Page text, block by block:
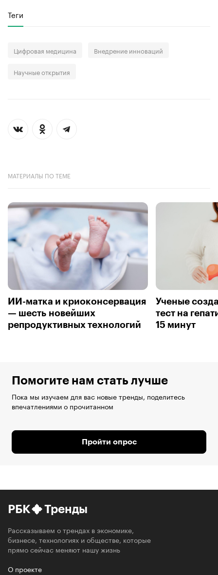
Теги
Цифровая медицина Внедрение инноваций
Научные открытия
МАТЕРИАЛЫ ПО ТЕМЕ
ИИ-матка и криоконсервация
— шесть новейших
репродуктивных технологий
Ученые
тест на
15 минут
Помогите нам стать лучше
Пока мы изучаем для вас новые тренды, поделитесь
впечатлениями о прочитанном
Пройти опрос
РБК Тренды
Рассказываем о трендах в экономике,
бизнесе, технологиях и обществе, которые
прямо сейчас меняют нашу жизнь
О проекте